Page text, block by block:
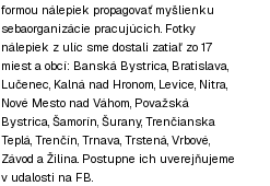
formou nálepiek propagovať myšlienku
sebaorganizácie pracujúcich. Fotky
nálepiek z ulíc sme dostali zatiaľ zo 17
miest a obcí: Banská Bystrica, Bratislava,
Lučenec, Kalná nad Hronom, Levice, Nitra,
Nové Mesto nad Váhom, Považská
Bystrica, Šamorín, Šurany, Trenčianska
Teplá, Trenčín, Trnava, Trstená, Vrbové,
Závod a Žilina. Postupne ich uverejňujeme
v udalosti na FB